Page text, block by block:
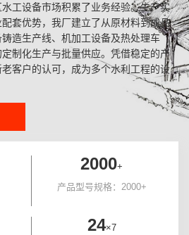
工设备市场积累了业务经验。生产实
套优势，我厂建立了从原材料到成品
造生产线、机加工设备及热处理车
制化生产与批量供应。凭借稳定的产
客户的认可，成为多个水利工程的设
2000+
产品型号规格：2000+
24×7